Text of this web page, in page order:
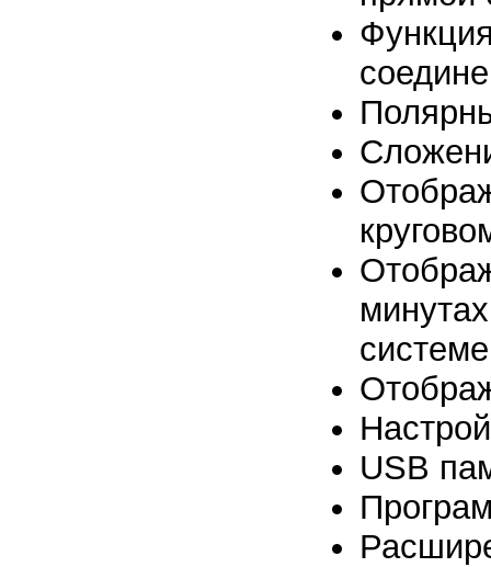
системе
USB